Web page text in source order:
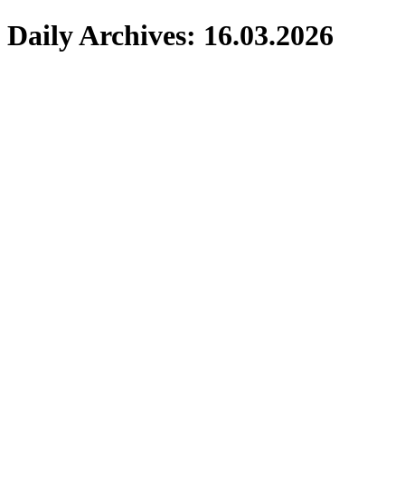
Daily Archives: 16.03.2026